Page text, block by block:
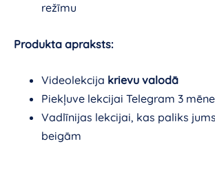
režīmu
Produkta apraksts:
Videolekcija krievu valodā
Piekļuve lekcijai Telegram 3
Vadlīnijas lekcijai, kas paliks
beigām